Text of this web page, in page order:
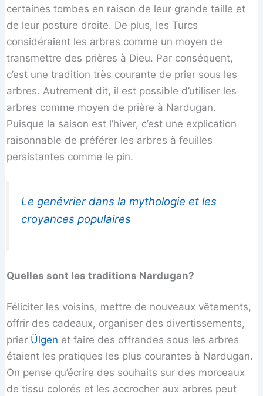
certaines tombes en raison de leur grande taille et
de leur posture droite. De plus, les Turcs
considéraient les arbres comme un moyen de
transmettre des prières à Dieu. Par conséquent,
c’est une tradition très courante de prier sous les
arbres. Autrement dit, il est possible d’utiliser les
arbres comme moyen de prière à Nardugan.
Puisque la saison est l’hiver, c’est une explication
raisonnable de préférer les arbres à feuilles
persistantes comme le pin.
Le genévrier dans la mythologie et les
croyances populaires
Quelles sont les traditions Nardugan?
Féliciter les voisins, mettre de nouveaux vêtements,
offrir des cadeaux, organiser des divertissements,
prier Ülgen et faire des offrandes sous les arbres
étaient les pratiques les plus courantes à Nardugan.
On pense qu’écrire des souhaits sur des morceaux
de tissu colorés et les accrocher aux arbres peut